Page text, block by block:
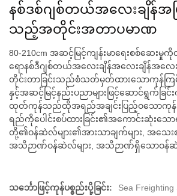
နစ်ဒစ်ဂျစ်တယ်အလေးချိန်အ
သည့်အတိုင်းအတာပမာဏ
80-210cm အဆင့်မြင့်ကျန်းမာရေးစစ်ဆေး
ရောနစ်ဒီဂျစ်တယ်အလေးချိန်အလေးချိန်အလေ
တိုင်းတာခြင်းသည်စံသတ်မှတ်ထားသောကုန်ကြမ်း
နှင့်အဆင့်မြင့်နည်းပညာများဖြင့်ဆောင်ရွက်ခ
ထုတ်ကုန်သည်ထိုအရည်အချင်းပြည့်ဝသောကုန်ကြ
ရည်ကိုပေါင်းစပ်ထားခြင်း၏အကောင်းဆုံးသေ
တို့၏ဝန်ဆဲလ်များ၏အားသာချက်များ, အသေးစာ
အသိဉာဏ်ဝန်ဆဲလ်များ, အသိဉာဏ်ရှိသောဝန်ဆဲလ်
သင်္ဘောဖြင့်ကုန်ပစ္စည်းပို့ခြင်း:
Sea Freighting